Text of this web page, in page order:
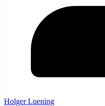
Holger Luening